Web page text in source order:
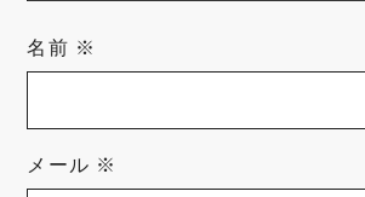
名前 ※
メール ※